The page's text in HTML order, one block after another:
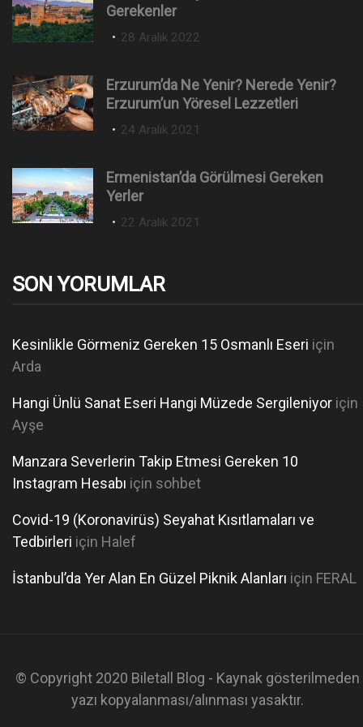
Gerekenler
P
t
e
d
n
28 Aralık 2022
Erzurum’da Ne Yenir? Nerede Yenir?
Erzurum’un Yöresel Lezzetleri
P
t
e
d
24 Aralık 2021
Ermenistan’da Görülmesi Gereken
Yerler
P
t
n
22 Aralık 2021
SON YORUMLAR
Kesinlikle Görmeniz Gereken 15 Osmanlı Eseri için
Arda
Hangi Ünlü Sanat Eseri Hangi Müzede Sergileniyor için
Ayşe
Manzara Severlerin Takip Etmesi Gereken 10
Instagram Hesabı için sohbet
Covid-19 (Koronavirüs) Seyahat Kısıtlamaları ve
Tedbirleri için Halef
İstanbul’da Yer Alan En Güzel Piknik Alanları için FERAL
© Copyright 2020 Biletall Blog - Kaynak gösterilmeden
yazı kopyalanması/alınması yasaktır.